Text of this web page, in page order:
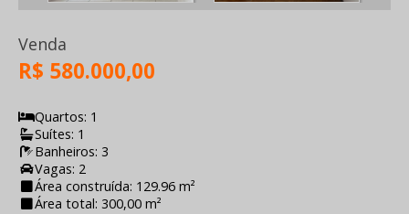
Venda
R$ 580.000,00
Quartos: 1
Suítes: 1
Banheiros: 3
Vagas: 2
Área construída: 129.96 m²
Área total: 300,00 m²